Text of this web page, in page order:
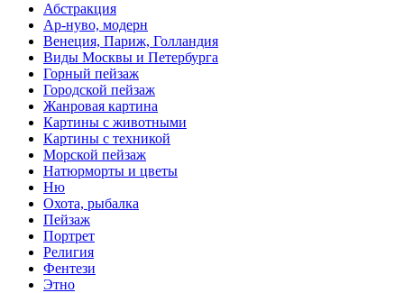
Абстракция
Ар-нуво, модерн
Венеция, Париж, Голландия
Виды Москвы и Петербурга
Горный пейзаж
Городской пейзаж
Жанровая картина
Картины с животными
Картины с техникой
Морской пейзаж
Натюрморты и цветы
Ню
Охота, рыбалка
Пейзаж
Портрет
Религия
Фентези
Этно